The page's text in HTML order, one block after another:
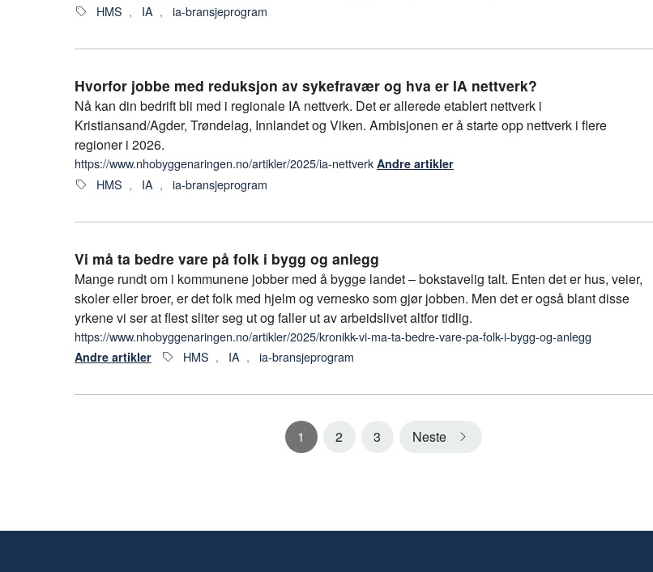
HMS , IA , ia-bransjeprogram
Hvorfor jobbe med reduksjon av sykefravær og hva er IA nettverk?
Nå kan din bedrift bli med i regionale IA nettverk. Det er allerede etablert nettverk i
Kristiansand/Agder, Trøndelag, Innlandet og Viken. Ambisjonen er å starte opp nettverk i flere
regioner i 2026.
https://www.nhobyggenaringen.no/artikler/2025/ia-nettverk Andre artikler
HMS , IA , ia-bransjeprogram
Vi må ta bedre vare på folk i bygg og anlegg
Mange rundt om i kommunene jobber med å bygge landet – bokstavelig talt. Enten det er hus, veier,
skoler eller broer, er det folk med hjelm og vernesko som gjør jobben. Men det er også blant disse
yrkene vi ser at flest sliter seg ut og faller ut av arbeidslivet altfor tidlig.
https://www.nhobyggenaringen.no/artikler/2025/kronikk-vi-ma-ta-bedre-vare-pa-folk-i-bygg-og-anlegg
Andre artikler HMS , IA , ia-bransjeprogram
1 2 3 Neste